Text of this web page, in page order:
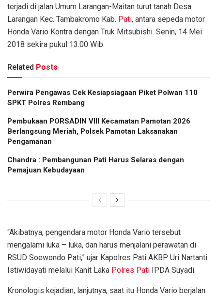
terjadi di jalan Umum Larangan-Maitan turut tanah Desa
Larangan Kec. Tambakromo Kab. Pati, antara sepeda motor
Honda Vario Kontra dengan Truk Mitsubishi. Senin, 14 Mei
2018 sekira pukul 13.00 Wib.
Related Posts
Perwira Pengawas Cek Kesiapsiagaan Piket Polwan 110
SPKT Polres Rembang
Pembukaan PORSADIN VIII Kecamatan Pamotan 2026
Berlangsung Meriah, Polsek Pamotan Laksanakan
Pengamanan
Chandra : Pembangunan Pati Harus Selaras dengan
Pemajuan Kebudayaan
“Akibatnya, pengendara motor Honda Vario tersebut
mengalami luka – luka, dan harus menjalani perawatan di
RSUD Soewondo Pati,” ujar Kapolres Pati AKBP Uri Nartanti
Istiwidayati melalui Kanit Laka Polres Pati IPDA Suyadi.
Kronologis kejadian, lanjutnya, saat itu Honda Vario berjalan